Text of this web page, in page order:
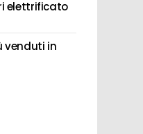
elettrificato
venduti in